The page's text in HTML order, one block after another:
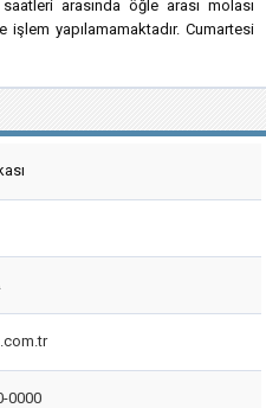
arasında öğle arası molası
yapılamamaktadır. Cumartesi
0000